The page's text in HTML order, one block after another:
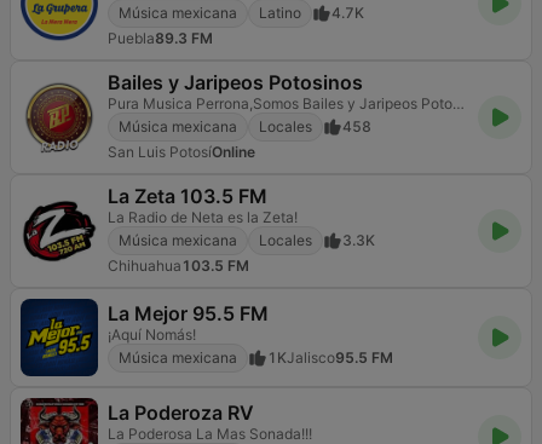
Música mexicana
Latino
4.7K
Puebla89.3 FM
Bailes y Jaripeos Potosinos
Pura Musica Perrona,Somos Bailes y Jaripeos Potosinos Radio
Música mexicana
Locales
458
San Luis PotosíOnline
La Zeta 103.5 FM
La Radio de Neta es la Zeta!
Música mexicana
Locales
3.3K
Chihuahua 103.5 FM
La Mejor 95.5 FM
¡Aquí Nomás!
Música mexicana
1KJalisco95.5 FM
La Poderoza RV
La Poderosa La Mas Sonada!!!